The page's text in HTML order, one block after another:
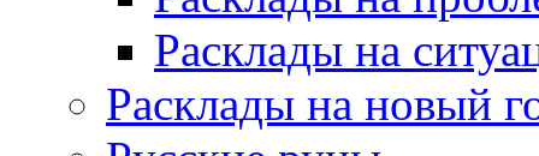
Расклады на
Расклады на новый